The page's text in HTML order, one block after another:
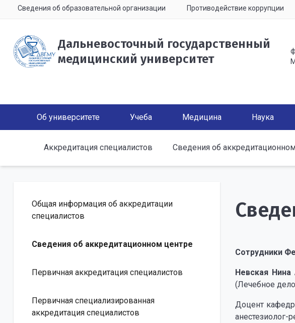
Сведения об образовательной организации Противодействие коррупции
Дальневосточный государственный
медицинский университет
Об университете Учеба Медицина Наука
Аккредитация специалистов Сведения об
Общая информация об аккредитации
специалистов
Сведения об аккредитационном центре
Первичная аккредитация специалистов
Первичная специализированная
аккредитация специалистов
Сотрудники
Невская Нина
(Лечебное
Доцент